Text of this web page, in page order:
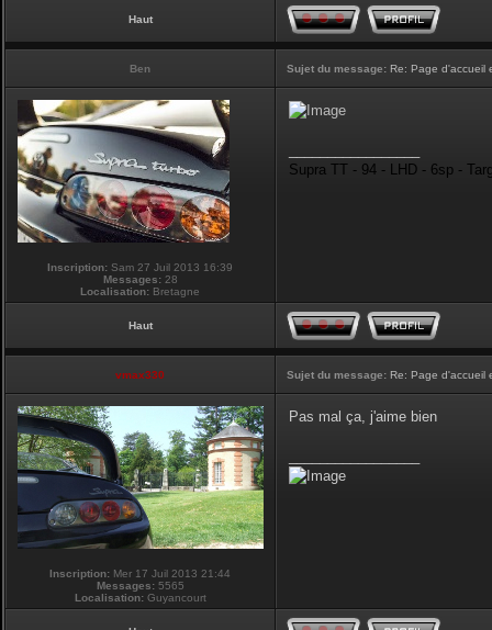
Haut
Ben Sujet du message: Re: Page d'accueil
Inscription: Sam 27 Juil 2013 16:39
Messages: 28
Localisation: Bretagne
Supra TT - 94 - LHD - 6sp -
Haut
vmax330 Sujet du message: Re: Page d'accueil
Inscription: Mer 17 Juil 2013 21:44
Messages: 5565
Localisation: Guyancourt
Pas mal ça, j'aime bien